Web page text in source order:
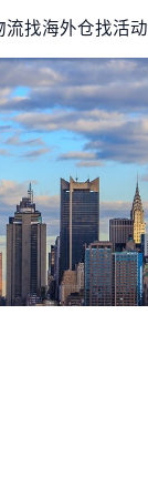
流找海外仓找活动